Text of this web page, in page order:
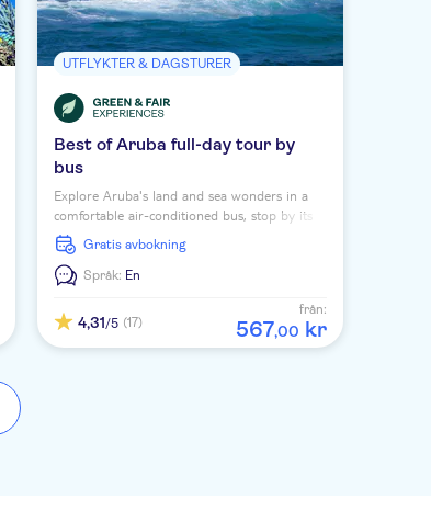
UTFLYKTER & DAGSTURER
Best of Aruba full-day tour by
bus
Explore Aruba's land and sea wonders in a
comfortable air-conditioned bus, stop by its
must-see attractions and snorkel at the
famous Baby Beach.
Gratis avbokning
Språk: En
4,31/5 (17)
från:
567,00 kr